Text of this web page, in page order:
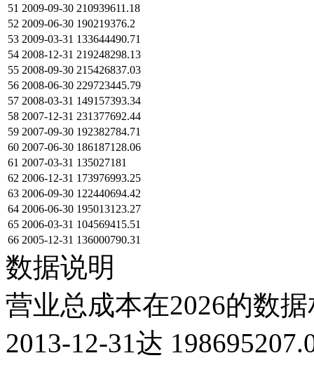
51 2009-09-30 210939611.18
52 2009-06-30 190219376.2
53 2009-03-31 133644490.71
54 2008-12-31 219248298.13
55 2008-09-30 215426837.03
56 2008-06-30 229723445.79
57 2008-03-31 149157393.34
58 2007-12-31 231377692.44
59 2007-09-30 192382784.71
60 2007-06-30 186187128.06
61 2007-03-31 135027181
62 2006-12-31 173976993.25
63 2006-09-30 122440694.42
64 2006-06-30 195013123.27
65 2006-03-31 104569415.51
66 2005-12-31 136000790.31
数据说明
营业总成本在2026的数
2013-12-31达